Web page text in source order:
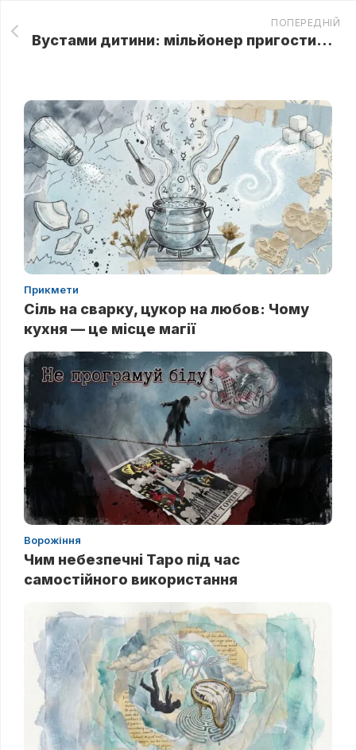
ПОПЕРЕДНІЙ
Вустами дитини: мільйонер пригостив доньку співробітниці цукеркою і у відповідь отримав безцінну правду
Прикмети
Сіль на сварку, цукор на любов: Чому
кухня — це місце магії
Ворожіння
Чим небезпечні Таро під час
самостійного використання